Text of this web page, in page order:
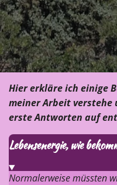
Hier erkläre ich einige
meiner Arbeit verstehe
erste Antworten auf
Lebensenergie, wie
Normalerweise müssten